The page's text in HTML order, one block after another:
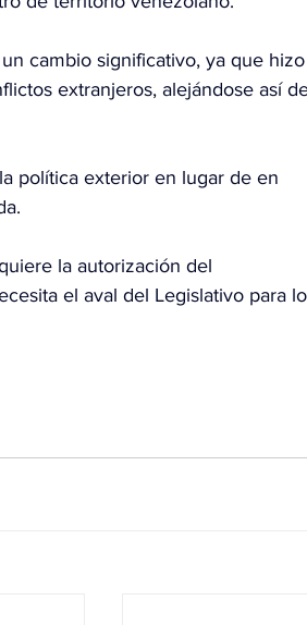
cambio significativo, ya que hizo
extranjeros, alejándose así
política exterior en lugar de en
la autorización del
el aval del Legislativo para